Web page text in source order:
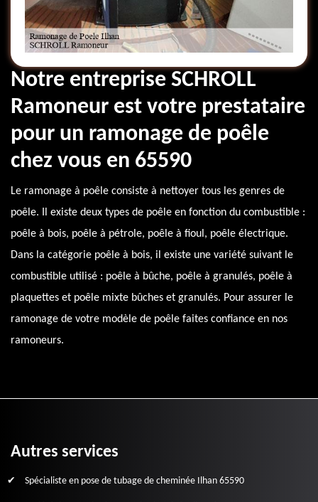
Notre entreprise SCHROLL
Ramoneur est votre prestataire
pour un ramonage de poêle
chez vous en 65590
Le ramonage à poêle consiste à nettoyer tous les genres de
poêle. Il existe deux types de poêle en fonction du combustible :
poêle à bois, poêle à pétrole, poêle à fioul, poêle électrique.
Dans la catégorie poêle à bois, il existe une variété suivant le
combustible utilisé : poêle à bûche, poêle à granulés, poêle à
plaquettes et poêle mixte bûches et granulés. Pour assurer le
ramonage de votre modèle de poêle faites confiance en nos
ramoneurs.
Autres services
Spécialiste en pose de tubage de cheminée Ilhan 65590